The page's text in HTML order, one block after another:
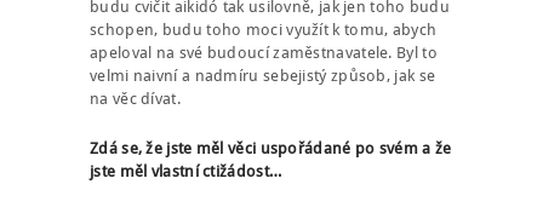
budu cvičit aikidó tak usilovně, jak jen toho budu
schopen, budu toho moci využít k tomu, abych
apeloval na své budoucí zaměstnavatele. Byl to
velmi naivní a nadmíru sebejistý způsob, jak se
na věc dívat.
Zdá se, že jste měl věci uspořádané po svém a že
jste měl vlastní ctižádost…